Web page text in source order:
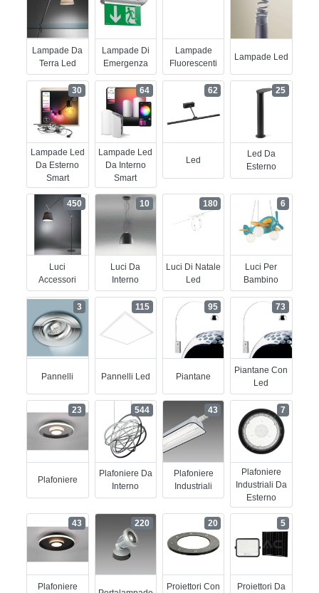
Lampade Da
Terra Led
Lampade Di
Emergenza
Lampade
Fluorescenti
Lampade Led
Lampade Led
Da Esterno
Smart
30
Lampade Led
Da Interno
Smart
64
Led
62
Led Da
Esterno
25
Luci
Accessori
450
Luci Da
Interno
10
Luci Di Natale
Led
180
Luci Per
Bambino
6
Pannelli
3
Pannelli Led
115
Piantane
95
Piantane Con
Led
73
Plafoniere
23
Plafoniere Da
Interno
544
Plafoniere
Industriali
43
Plafoniere
Industriali Da
Esterno
7
Plafoniere
43 220
Proiettori Con
20
Proiettori Da
5